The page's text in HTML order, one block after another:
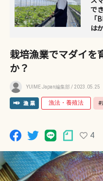
で
は
栽培漁業でマダイを
か？
YUIME Japan編集部 / 2023.05.25
漁法・養殖法 #
4